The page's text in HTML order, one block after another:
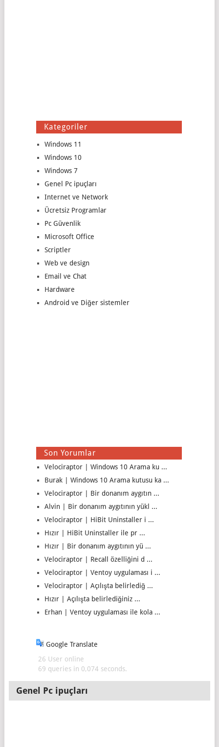
Kategoriler
Windows 11
Windows 10
Windows 7
Genel Pc ipuçları
Internet ve Network
Ücretsiz Programlar
Pc Güvenlik
Microsoft Office
Scriptler
Web ve design
Email ve Chat
Hardware
Android ve Diğer sistemler
Son Yorumlar
Velociraptor | Windows 10 Arama ku ...
Burak | Windows 10 Arama kutusu ka ...
Velociraptor | Bir donanım aygıtın ...
Alvin | Bir donanım aygıtının yükl ...
Velociraptor | HiBit Uninstaller i ...
Hızır | HiBit Uninstaller ile pr ...
Hızır | Bir donanım aygıtının yü ...
Velociraptor | Recall özelliğini d ...
Velociraptor | Ventoy uygulaması i ...
Velociraptor | Açılışta belirlediğ ...
Hızır | Açılışta belirlediğiniz ...
Erhan | Ventoy uygulaması ile kola ...
Google Translate
26 User online
69 queries in 0,074 seconds.
Genel Pc ipuçları